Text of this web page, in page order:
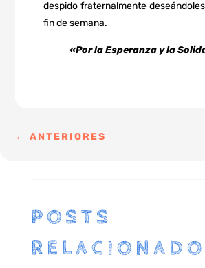
despido fraternalmente
fin de semana.
«Por la Esperanza y la
←ANTERIORES
POSTS